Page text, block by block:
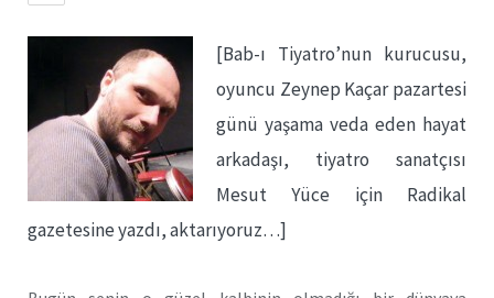
[Bab-ı Tiyatro’nun kurucusu,
oyuncu Zeynep Kaçar pazartesi
günü yaşama veda eden hayat
arkadaşı, tiyatro sanatçısı
Mesut Yüce için Radikal
gazetesine yazdı, aktarıyoruz…]